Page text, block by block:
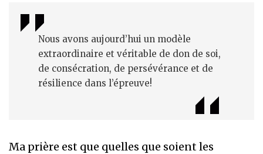
Nous avons aujourd’hui un modèle
extraordinaire et véritable de don de soi,
de consécration, de persévérance et de
résilience dans l’épreuve!
Ma prière est que quelles que soient les